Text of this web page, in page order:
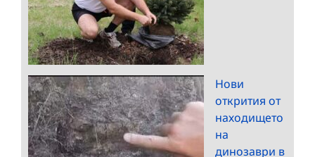
Нови
открития от
находището
на
динозаври в